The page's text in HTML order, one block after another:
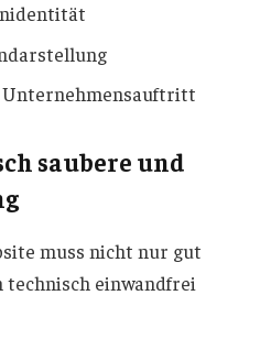
saubere und
muss nicht nur gut
technisch einwandfrei